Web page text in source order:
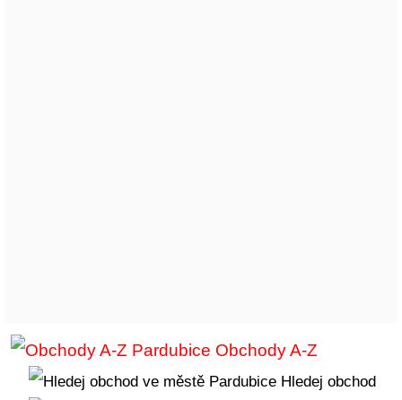
Obchody A-Z
Hledej obchod